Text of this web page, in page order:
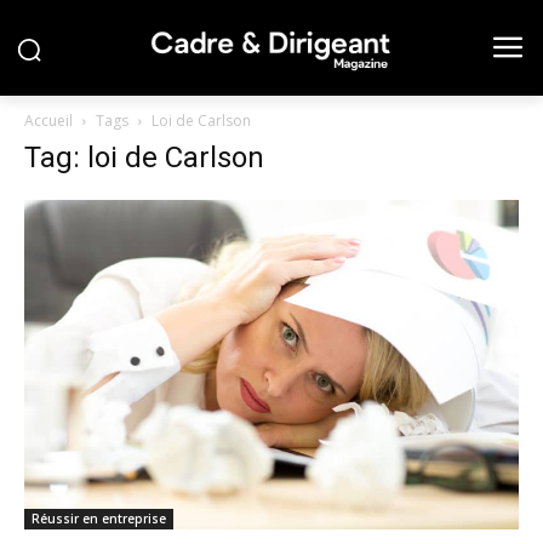
Accueil Tags Loi de Carlson
Tag: loi de Carlson
Réussir en entreprise